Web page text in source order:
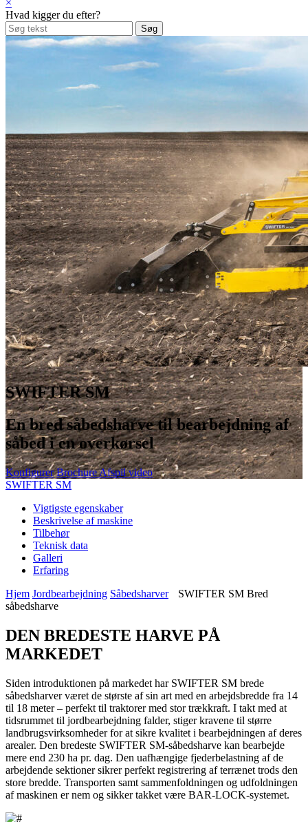
×
Hvad kigger du efter?
SWIFTER SM
En bred såbedsharve til bearbejdning af
såbed i en overkørsel
Konfigurer BrochureAfspil video
SWIFTER SM
Vigtigste egenskaber
Beskrivelse af maskine
Tilbehør
Teknisk data
Galleri
Erfaring
Hjem Jordbearbejdning Såbedsharver
SWIFTER SM Bred
såbedsharve
DEN BREDESTE HARVE PÅ
MARKEDET
Siden introduktionen på markedet har SWIFTER SM brede
såbedsharver været de største af sin art med en arbejdsbredde fra 14
til 18 meter – perfekt til traktorer med stor trækkraft. I takt med at
tidsrummet til jordbearbejdning falder, stiger kravene til større
landbrugsvirksomheder for at sikre kvalitet i bearbejdningen af deres
arealer. Den bredeste SWIFTER SM-såbedsharve kan bearbejde
mere end 230 ha pr. dag. Den uafhængige fjederbelastning af de
arbejdende sektioner sikrer perfekt registrering af terrænet trods den
store bredde. Transporten samt sammenfoldningen og udfoldningen
af maskinen er nem og sikker takket være BAR-LOCK-systemet.